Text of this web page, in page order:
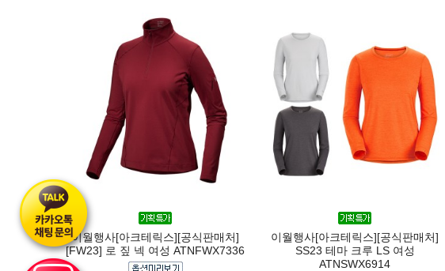
이월행사[아크테릭스][공식판매처]
[FW23] 로 짚 넥 여성 ATNFWX7336
이월행사[아크테릭스][공식판매처]
SS23 테마 크루 LS 여성
ATNSWX6914